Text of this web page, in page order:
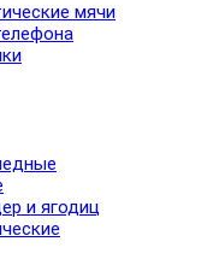
мячи
и ягодиц